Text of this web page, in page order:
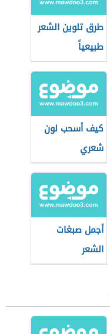
طرق تلوين الشعر
طبيعياً
كيف أسحب لون
شعري
أجمل صبغات
الشعر